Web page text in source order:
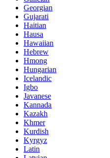
Georgian
Gujarati
Haitian
Hausa
Hawaiian
Hebrew
Hmong
Hungarian
Icelandic
Igbo
Javanese
Kannada
Kazakh
Khmer
Kurdish
Kyrgyz
Latin